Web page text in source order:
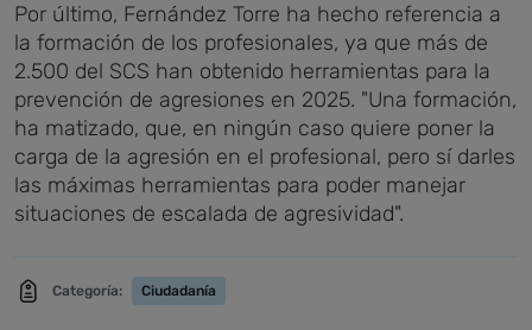
Por último, Fernández Torre ha hecho referencia a
la formación de los profesionales, ya que más de
2.500 del SCS han obtenido herramientas para la
prevención de agresiones en 2025. "Una formación,
ha matizado, que, en ningún caso quiere poner la
carga de la agresión en el profesional, pero sí darles
las máximas herramientas para poder manejar
situaciones de escalada de agresividad".
Categoría: Ciudadanía